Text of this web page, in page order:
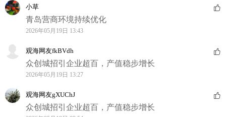
小草
青岛营商环境持续优化
2026年05月19日 13:43
观海网友fkBVdh
众创城招引企业超百，产值稳步增长
2026年05月19日 13:27
观海网友gXUChJ
众创城招引企业超百，产值稳步增长